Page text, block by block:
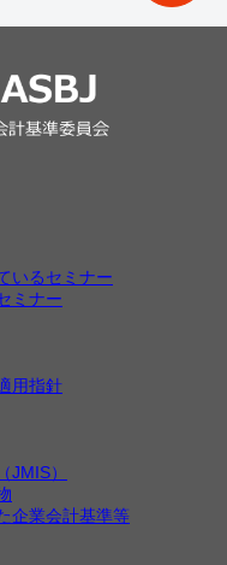
いるセミナー
ミナー
用指針
JMIS）
企業会計基準等